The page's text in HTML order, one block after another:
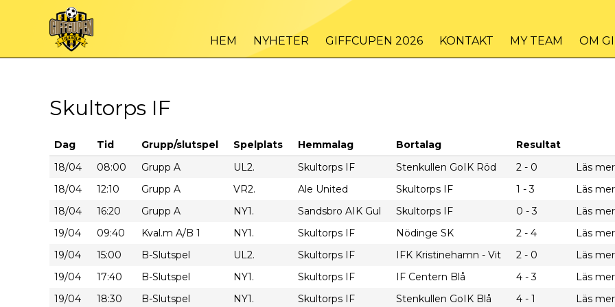
HEM NYHETER GIFFCUPEN 2026 KONTAKT MY TEAM OM
Skultorps IF
Dag Tid Grupp/slutspel Spelplats Hemmalag Bortalag
Resultat
18/04
08:00 Grupp A UL2. Skultorps IF Stenkullen GoIK Röd 2 - 0
Läs mer
18/04
12:10 Grupp A VR2. Ale United Skultorps IF 1 - 3
Läs mer
18/04
16:20 Grupp A NY1. Sandsbro AIK Gul Skultorps IF 0 - 3
Läs mer
19/04
09:40 Kval.m A/B 1 NY1. Skultorps IF Nödinge SK 2 - 4
Läs mer
19/04
15:00 B-Slutspel UL2. Skultorps IF IFK Kristinehamn - Vit 2 - 0
Läs mer
19/04
17:40 B-Slutspel NY1. Skultorps IF IF Centern Blå 4 - 3
Läs mer
19/04
18:30 B-Slutspel NY1. Skultorps IF Stenkullen GoIK Blå 4 - 1 Läs mer